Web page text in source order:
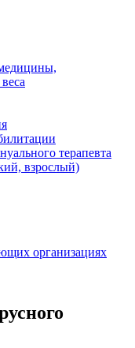
терапевта
взрослый)
организациях